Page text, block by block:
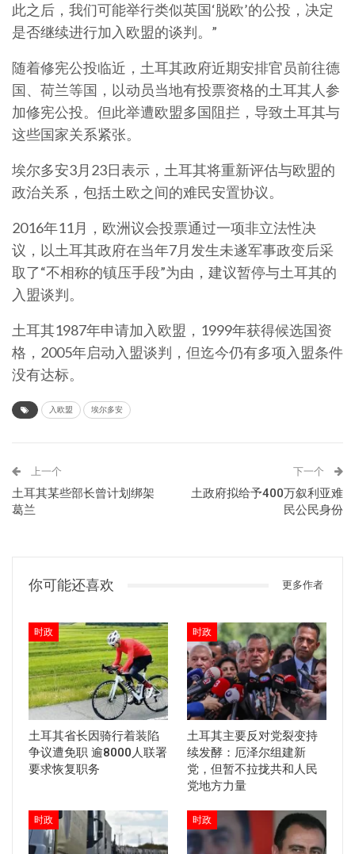
此之后，我们可能举行类似英国‘脱欧’的公投，决定
是否继续进行加入欧盟的谈判。”
随着修宪公投临近，土耳其政府近期安排官员前往德
国、荷兰等国，以动员当地有投票资格的土耳其人参
加修宪公投。但此举遭欧盟多国阻拦，导致土耳其与
这些国家关系紧张。
埃尔多安3月23日表示，土耳其将重新评估与欧盟的
政治关系，包括土欧之间的难民安置协议。
2016年11月，欧洲议会投票通过一项非立法性决
议，以土耳其政府在当年7月发生未遂军事政变后采
取了“不相称的镇压手段”为由，建议暂停与土耳其的
入盟谈判。
土耳其1987年申请加入欧盟，1999年获得候选国资
格，2005年启动入盟谈判，但迄今仍有多项入盟条件
没有达标。
入欧盟 埃尔多安
上一个
土耳其某些部长曾计划绑架
葛兰
下一个
土政府拟给予400万叙利亚难
民公民身份
你可能还喜欢 更多作者
时政
土耳其省长因骑行着装陷
争议遭免职 逾8000人联署
要求恢复职务
时政
土耳其主要反对党裂变持
续发酵：厄泽尔组建新
党，但暂不拉拢共和人民
党地方力量
时政 时政